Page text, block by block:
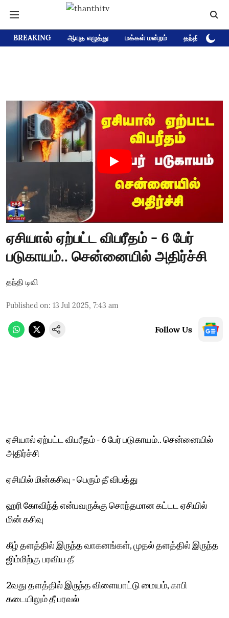
BREAKING ஆயுத எழுத்து மக்கள் மன்றம் தந்தி டிவி
ஏசியால் ஏற்பட்ட விபரீதம் - 6 பேர்
படுகாயம்.. சென்னையில் அதிர்ச்சி
தந்தி டிவி
Published on: 13 Jul 2025, 7:43 am
Follow Us
ஏசியால் ஏற்பட்ட விபரீதம் - 6 பேர் படுகாயம்.. சென்னையில்
அதிர்ச்சி
ஏசியில் மின்கசிவு - பெரும் தீ விபத்து
ஹரி கோவிந்த் என்பவருக்கு சொந்தமான கட்டட ஏசியில்
மின் கசிவு
கீழ் தளத்தில் இருந்த வாகனங்கள், முதல் தளத்தில் இருந்த
ஜிம்மிற்கு பரவிய தீ
2வது தளத்தில் இருந்த விளையாட்டு மையம், காபி
கடையிலும் தீ பரவல்